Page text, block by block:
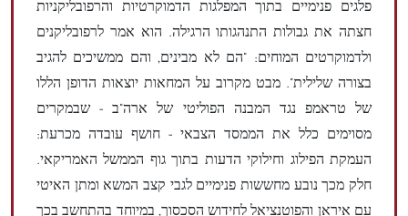
פלגים פנימיים בתוך המפלגות הדמוקרטיות והרפובליקניות
חצתה את גבולות התנהגותו הרגילה. הוא אמר לרפובליקנים
ולדמוקרטים המוחים: "הם לא מבינים, והם ממשיכים להגיב
בצורה שלילית". מבט מקרוב על המחאות יוצאות הדופן הללו
של טראמפ נגד המבנה הפוליטי של ארה"ב - שבמקרים
מסוימים כלל את הממסד הצבאי - חושף עובדה מכרעת:
העמקת הפילוג וחילוקי הדעות בתוך גוף הממשל האמריקאי.
חלק מכך נובע מחששות פנימיים לגבי קצב המשא ומתן האיטי